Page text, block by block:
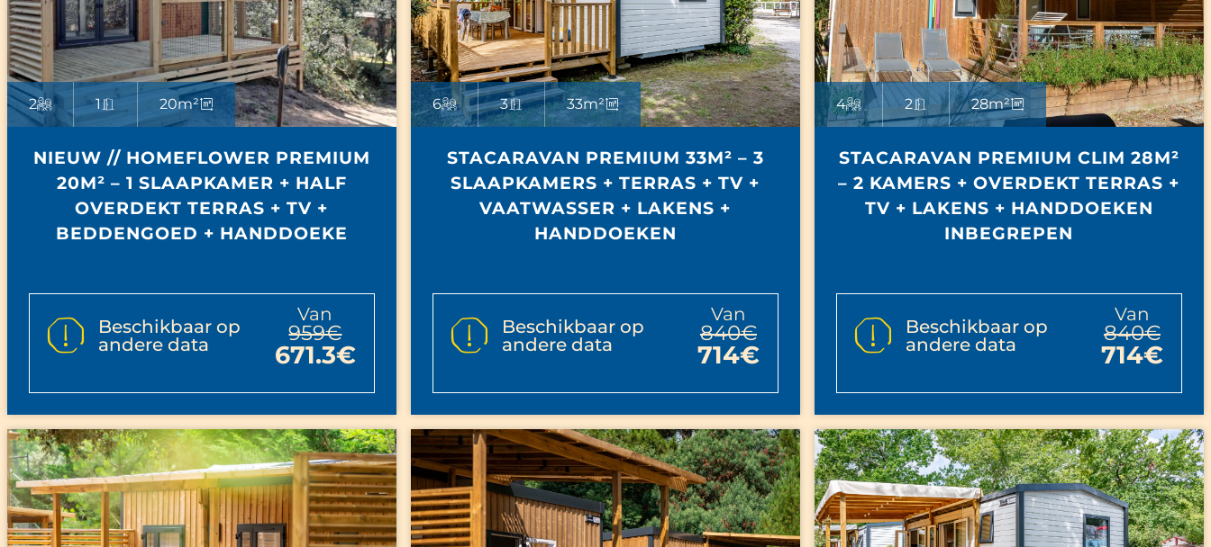
6 3 33m²
STACARAVAN PREMIUM 33M² – 3
SLAAPKAMERS + TERRAS + TV +
VAATWASSER + LAKENS +
HANDDOEKEN
Beschikbaar op
andere data
van
840€
714€
2 1 20m²
NIEUW // HOMEFLOWER PREMIUM
20M² – 1 SLAAPKAMER + HALF
OVERDEKT TERRAS + TV +
BEDDENGOED + HANDDOEKE
Beschikbaar op
andere data
van
959€
671.3€
4 2 28m²
STACARAVAN PREMIUM CLIM 28M²
– 2 KAMERS + OVERDEKT TERRAS +
TV + LAKENS + HANDDOEKEN
INBEGREPEN
Beschikbaar op
andere data
van
840€
714€